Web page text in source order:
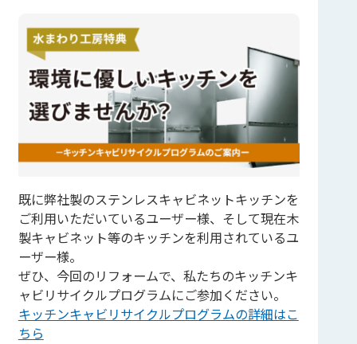
既に弊社製のステンレスキャビネットキッチンを
ご利用いただいているユーザー様、そして現在木
製キャビネット等のキッチンを利用されているユ
ーザー様。
ぜひ、今回のリフォームで、私たちのキッチンキ
ャビリサイクルプログラムにご参加ください。
キッチンキャビリサイクルプログラムの詳細はこ
ちら